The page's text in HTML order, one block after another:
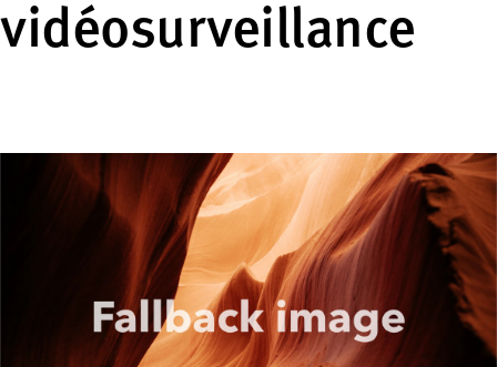
vidéosurveillance